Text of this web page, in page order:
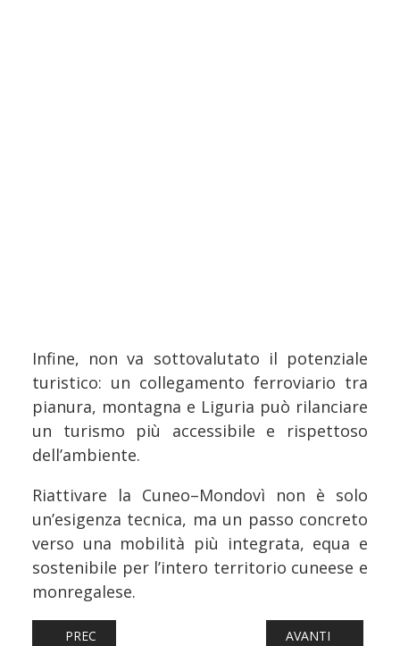
Infine, non va sottovalutato il potenziale
turistico: un collegamento ferroviario tra
pianura, montagna e Liguria può rilanciare
un turismo più accessibile e rispettoso
dell’ambiente.
Riattivare la Cuneo–Mondovì non è solo
un’esigenza tecnica, ma un passo concreto
verso una mobilità più integrata, equa e
sostenibile per l’intero territorio cuneese e
monregalese.
ARTICOLO PRECEDENTE: FERROVIE: ADDIO AL PONTE
PREC ARTICOLO
AVANTI